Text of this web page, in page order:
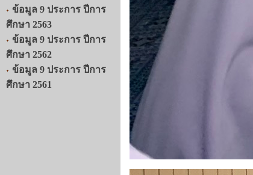
ข้อมูล 9 ประการ ปีการ
ศึกษา 2563
ข้อมูล 9 ประการ ปีการ
ศึกษา 2562
ข้อมูล 9 ประการ ปีการ
ศึกษา 2561